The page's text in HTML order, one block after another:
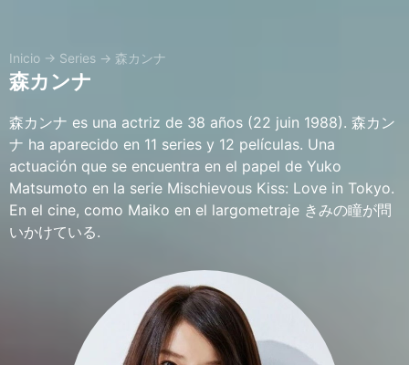
Inicio → Series → 森カンナ
森カンナ
森カンナ es una actriz de 38 años (22 juin 1988). 森カン
ナ ha aparecido en 11 series y 12 películas. Una
actuación que se encuentra en el papel de Yuko
Matsumoto en la serie Mischievous Kiss: Love in Tokyo.
En el cine, como Maiko en el largometraje きみの瞳が問
いかけている.